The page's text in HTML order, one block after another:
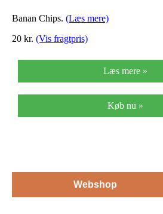
Banan Chips. (Læs mere)
20 kr. (Vis fragtpris)
Læs mere »
Køb nu »
Webshop